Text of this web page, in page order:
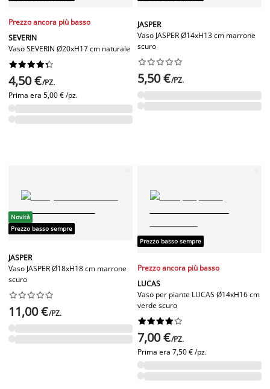
Prezzo ancora più basso
SEVERIN
Vaso SEVERIN Ø20xH17 cm naturale






4,50 €/PZ.
Prima era 5,00 € /pz.
JASPER
Vaso JASPER Ø14xH13 cm marrone
scuro






5,50 €/PZ.
Novità
Prezzo basso sempre
JASPER
Vaso JASPER Ø18xH18 cm marrone
scuro






11,00 €/PZ.
Prezzo basso sempre
Prezzo ancora più basso
LUCAS
Vaso per piante LUCAS Ø14xH16 cm
verde scuro






7,00 €/PZ.
Prima era 7,50 € /pz.